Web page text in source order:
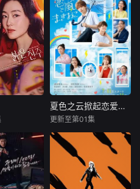
以虚假身
个女人
阿黛勒
夏色之云掀起恋爱与风暴
田边桃子
大学考试在即的高
中三年级生武宫夏
夏色之云掀起恋爱与风暴
更新至第01集